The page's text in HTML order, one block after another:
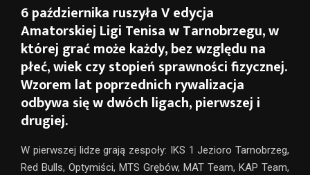
6 października ruszyła V edycja
Amatorskiej Ligi Tenisa w Tarnobrzegu, w
której grać może każdy, bez względu na
płeć, wiek czy stopień sprawności fizycznej.
Wzorem lat poprzednich rywalizacja
odbywa się w dwóch ligach, pierwszej i
drugiej.
W pierwszej lidze grają zespoły: IKS 1 Jezioro Tarnobrzeg,
Red Bulls, Optymiści, MTS Grębów, MAT Team, KAP Team,